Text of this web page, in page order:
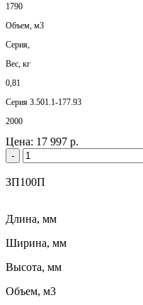
1790
Объем, м3
Серия,
Вес, кг
0,81
Серия 3.501.1-177.93
2000
Цена: 17 997 р.
-
ЗП100П
Длина, мм
Ширина, мм
Высота, мм
Объем, м3